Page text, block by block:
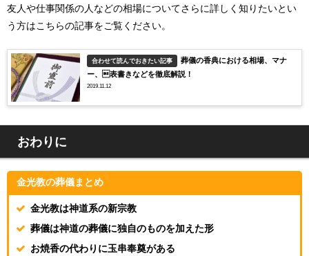
友人や仕事関係の人などの相場についてさらに詳しく知りたいとい
う方はこちらの記事をご覧ください。
合わせて読んでおきたい記事
葬儀の香典における相場、マナ
ー、表書きなどを徹底解説！
2019.11.12
おわりに
金光教の葬儀まとめ
金光教は神道系の新宗教
葬儀は神道の葬儀に独自のものを加えた形
お焼香の代わりに玉串奉奠がある